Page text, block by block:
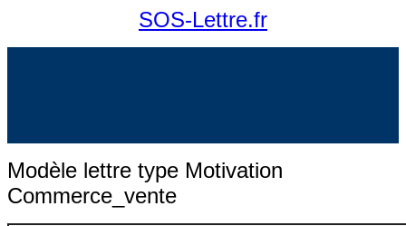
SOS-Lettre.fr
Modèle lettre type Motivation
Commerce_vente